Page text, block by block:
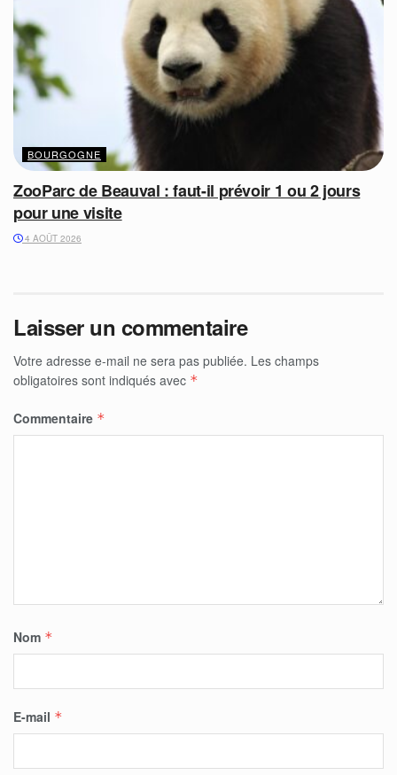
BOURGOGNE
ZooParc de Beauval : faut-il prévoir 1 ou 2 jours
pour une visite
4 AOÛT 2026
Laisser un commentaire
Votre adresse e-mail ne sera pas publiée. Les champs
obligatoires sont indiqués avec *
Commentaire *
Nom *
E-mail *